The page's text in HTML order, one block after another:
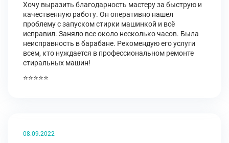
Хочу выразить благодарность мастеру за быструю и
качественную работу. Он оперативно нашел
проблему с запуском стирки машинкой и всё
исправил. Заняло все около несколько часов. Была
неисправность в барабане. Рекомендую его услуги
всем, кто нуждается в профессиональном ремонте
стиральных машин!
⭐⭐⭐⭐⭐
08.09.2022